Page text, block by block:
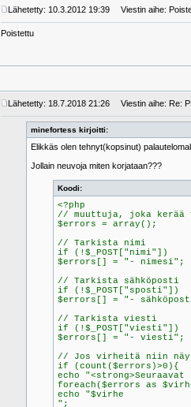
Lähetetty: 10.3.2012 19:39 Viestin aihe:
Poistettu
Lähetetty: 18.7.2018 21:26 Viestin aihe: Re:
minefortess kirjoitti:
Elikkäs olen tehnyt(kopsinut)
Jollain neuvoja miten korjataan???
Koodi:
<?php
// muuttuja, joka kerää
$errors = array();
// Tarkista nimi
if (!$_POST["nimi"])
$errors[] = "- nimesi";
// Tarkista sähköposti
if (!$_POST["sposti"])
$errors[] = "-
// Tarkista viesti
if (!$_POST["viesti"])
$errors[] = "- viesti";
// Jos virheitä niin
if (count($errors)>0){
echo
foreach($errors as
echo "$virhe
";